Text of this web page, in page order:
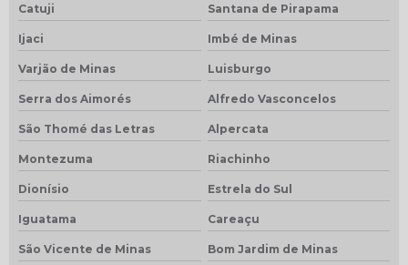
Catuji Santana de Pirapama
Ijaci Imbé de Minas
Varjão de Minas Luisburgo
Serra dos Aimorés Alfredo Vasconcelos
São Thomé das Letras Alpercata
Montezuma Riachinho
Dionísio Estrela do Sul
Iguatama Careaçu
São Vicente de Minas Bom Jardim de Minas